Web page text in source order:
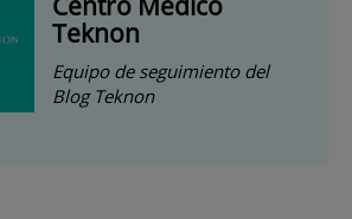
Teknon
Equipo de seguimiento del
Blog Teknon